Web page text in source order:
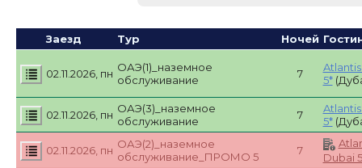
Заезд Тур Ночей
02.11.2026, пн ОАЭ(1)_наземное
обслуживание
7
5*
02.11.2026, пн ОАЭ(3)_наземное
обслуживание
7
5*
02.11.2026, пн ОАЭ(2)_наземное
обслуживание_ПРОМО 5
7
Dubai